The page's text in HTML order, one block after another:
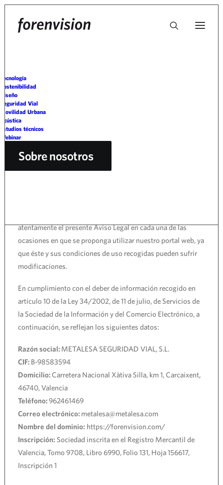
Tecnología
Sostenibilidad
Diseño
Seguridad Vial
Movilidad Urbana
Acústica
Estudios técnicos
Webinar
Sobre nosotros
Aviso legal
El presente documento tiene como finalidad el establecer y
regular las normas de uso de este portal web, entendiendo
por éste todas las páginas y sus contenidos, propiedad de
METALESA SEGURIDAD VIAL, S.L., a las cuales se accede a
atentamente el presente Aviso Legal en cada una de las
ocasiones en que se proponga utilizar nuestro portal web, ya
que éste y sus condiciones de uso recogidas pueden sufrir
modificaciones.
En cumplimiento con el deber de información recogido en
artículo 10 de la Ley 34/2002, de 11 de julio, de Servicios de
la Sociedad de la Información y del Comercio Electrónico, a
continuación, se reflejan los siguientes datos:
Razón social: METALESA SEGURIDAD VIAL, S.L.
CIF: B-98583594
Domicilio: Carretera Nacional Xàtiva Silla, km 1, Carcaixent,
46740, Valencia
Teléfono:962461469
Correo electrónico: metalesa@metalesa.com
Nombre del dominio: https://forenvision.com/
Inscripción: Sociedad inscrita en el Registro Mercantil de
Valencia, Tomo 9708, Libro 6990, Folio 131, Hoja 156617,
Inscripción 1